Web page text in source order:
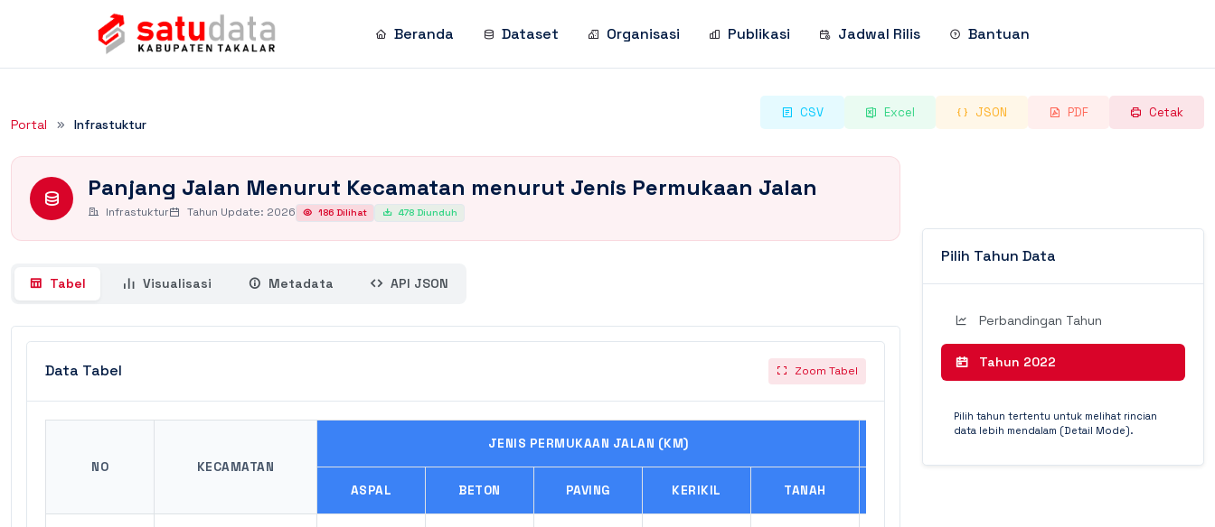
Beranda Dataset Organisasi Publikasi Jadwal Rilis Bantuan
Portal Infrastuktur
CSV Excel JSON PDF Cetak
Panjang Jalan Menurut Kecamatan menurut Jenis Permukaan Jalan
Infrastuktur Tahun Update: 2026 186 Dilihat 478 Diunduh
Tabel Visualisasi Metadata API JSON
Data Tabel Zoom Tabel
NO KECAMATAN
JENIS PERMUKAAN JALAN (KM)
ASPAL BETON PAVING KERIKIL TANAH
Pilih Tahun Data
Perbandingan Tahun
Tahun 2022
Pilih tahun tertentu untuk melihat rincian
data lebih mendalam (Detail Mode).